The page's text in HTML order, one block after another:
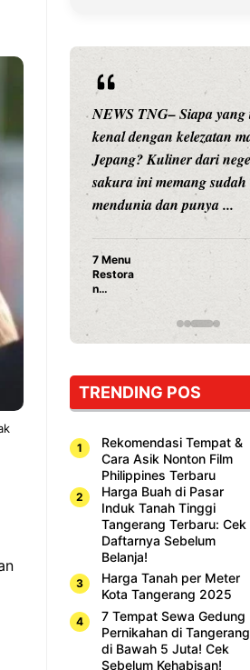
NEWS TNG– Siapa yang tidak
kenal dengan kelezatan masakan
Jepang? Kuliner dari negeri
sakura ini memang sudah
mendunia dan punya ...
yang
Wajib
Dicoba,
TRENDING POS
Rekomendasi Tempat &
Cara Asik Nonton Film
Philippines Terbaru
Harga Buah di Pasar
Induk Tanah Tinggi
Tangerang Terbaru: Cek
Daftarnya Sebelum
Belanja!
Harga Tanah per Meter
Kota Tangerang 2025
7 Tempat Sewa Gedung
Pernikahan di Tangerang
di Bawah 5 Juta! Cek
Sebelum Kehabisan!